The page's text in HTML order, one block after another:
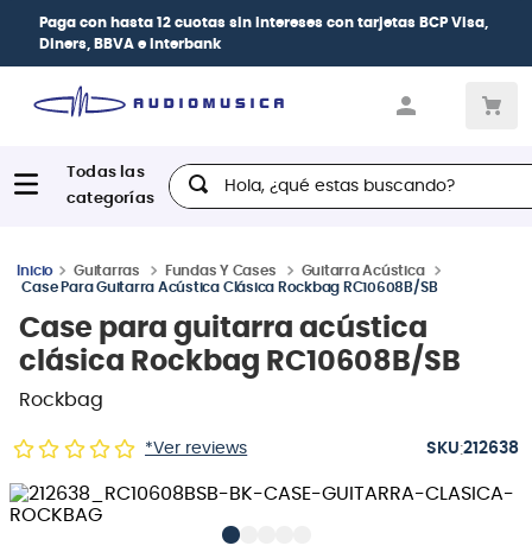
con tarjetasBCP Visa, | Paga en cuotas
Hola, ¿qué estas buscando?
Guitarras Fundas Y Cases
Guitarra Acústica
Case Para Guitarra Acústica Clásica Rockbag RC10608B/SB
Case para guitarra acústica
clásica Rockbag RC10608B/SB
Rockbag
*Ver reviews :212638